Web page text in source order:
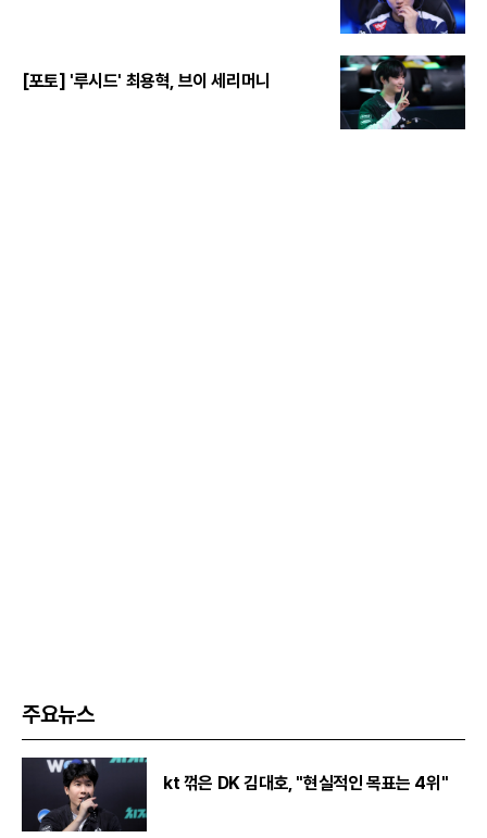
[포토] '루시드' 최용혁, 브이 세리머니
주요뉴스
kt 꺾은 DK 김대호, "현실적인 목표는 4위"